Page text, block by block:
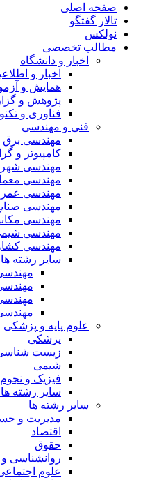
صفحه اصلی
تالار گفتگو
نولکس
مطالب تخصصی
اخبار و دانشگاه
اخبار و
همایش و
پژوهش و
فناوری و
فنی و مهندسی
مهندسی برق
کامپیوتر و
مهندسی
مهندسی
مهندسی
مهندسی
مهندسی
مهندسی
مهندسی
سایر رشته
علوم پایه و پزشکی
پزشکی
زیست
شیمی
فیزیک و نجوم
سایر رشته
سایر رشته ها
مدیریت و
اقتصاد
حقوق
روانشناسی و
علوم